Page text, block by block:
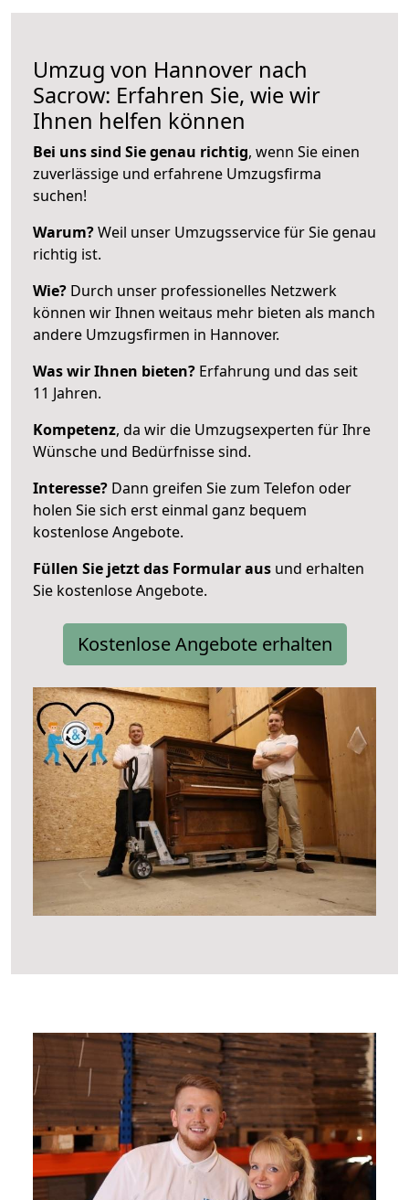
Umzug von Hannover nach
Sacrow: Erfahren Sie, wie wir
Ihnen helfen können
Bei uns sind Sie genau richtig, wenn Sie einen
zuverlässige und erfahrene Umzugsfirma
suchen!
Warum?Weil unser Umzugsservice für Sie genau
richtig ist.
Wie? Durch unser professionelles Netzwerk
können wir Ihnen weitaus mehr bieten als manch
andere Umzugsfirmen in Hannover.
Was wir Ihnen bieten? Erfahrung und das seit
11 Jahren.
Kompetenz, da wir die Umzugsexperten für Ihre
Wünsche und Bedürfnisse sind.
Interesse? Dann greifen Sie zum Telefon oder
holen Sie sich erst einmal ganz bequem
kostenlose Angebote.
Füllen Sie jetzt das Formular aus und erhalten
Sie kostenlose Angebote.
Kostenlose Angebote erhalten